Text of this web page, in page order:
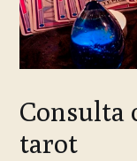
Consulta
tarot